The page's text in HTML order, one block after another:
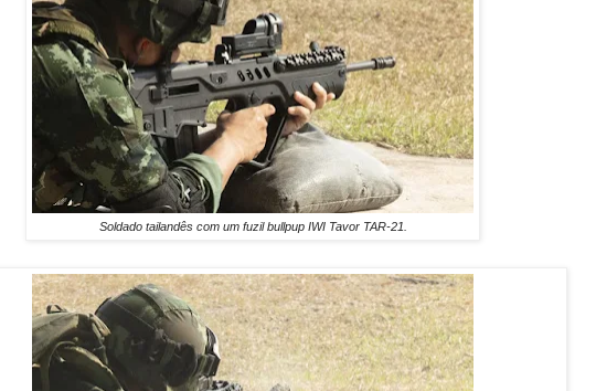
Soldado tailandês com um fuzil bullpup IWI Tavor TAR-21.